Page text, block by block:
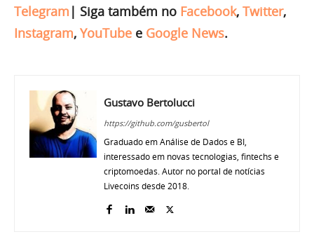
Telegram | Siga também no Facebook, Twitter,
Instagram, YouTube e Google News.
Gustavo Bertolucci
https://github.com/gusbertol
Graduado em Análise de Dados e BI,
interessado em novas tecnologias, fintechs e
criptomoedas. Autor no portal de notícias
Livecoins desde 2018.